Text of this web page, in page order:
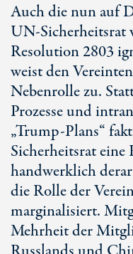
Auch die nun auf
UN-Sicherheitsrat
Resolution 2803
weist den
Nebenrolle zu.
Prozesse und
„Trump-Plans“
Sicherheitsrat eine
handwerklich
die Rolle der
marginalisiert.
Mehrheit der